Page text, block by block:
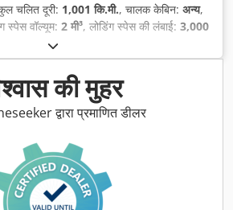
चलित दूरी: 1,001 कि.मी., चालक केबिन: अन्य,
स्पेस वॉल्यूम: 2 मी³, लोडिंग स्पेस की लंबाई: 3,000
1,980 मिमी
की मुहर
द्वारा प्रमाणित डीलर